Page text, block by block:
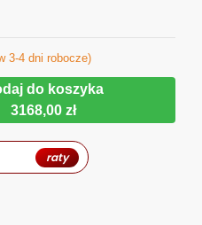
3-4 dni robocze)
do koszyka
3168,00 zł
raty